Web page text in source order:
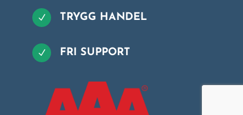
N TRYGG HANDEL
N FRI SUPPORT